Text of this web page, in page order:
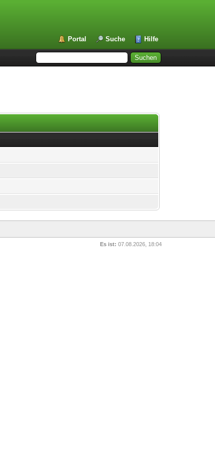
Portal Suche Hilfe
Es ist: 07.08.2026, 18:04